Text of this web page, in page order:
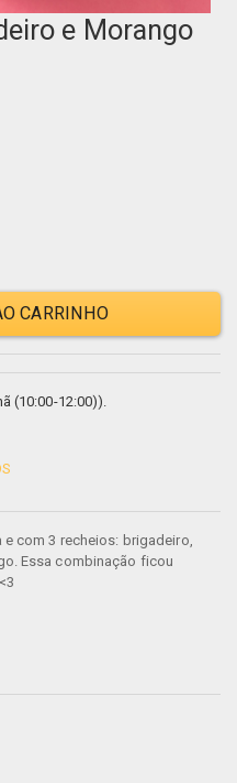
e Morango
CARRINHO
(10:00-12:00)).
com 3 recheios: brigadeiro,
Essa combinação ficou